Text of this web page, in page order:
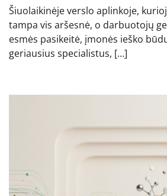
Šiuolaikinėje verslo aplinkoje,
tampa vis aršesnė, o darbuotojų
esmės pasikeitė, įmonės ieško
geriausius specialistus, […]